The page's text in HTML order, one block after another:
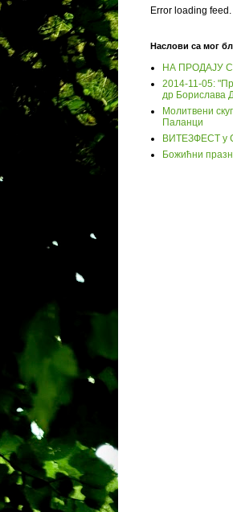
Error loading feed.
Наслови са мог
НА ПРОДАЈУ
2014-11-05:
др Борислава
Молитвени
Паланци
ВИТЕЗФЕСТ у
Божићни